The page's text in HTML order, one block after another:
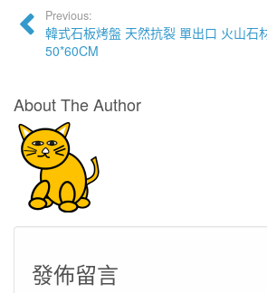
Previous:
韓式石板烤盤 天然抗裂 單出口 火山石
50*60CM
About The Author
發佈留言